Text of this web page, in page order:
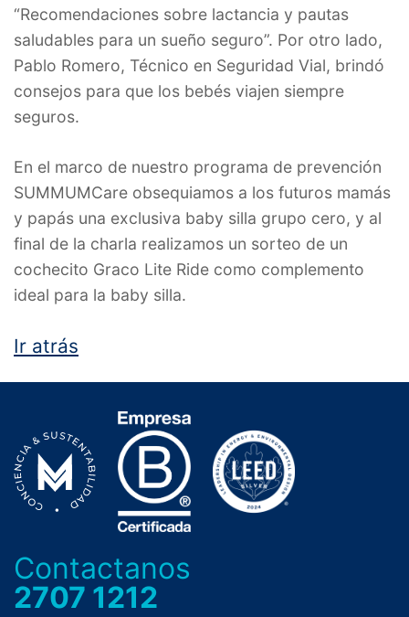
“Recomendaciones sobre lactancia y pautas
saludables para un sueño seguro”. Por otro lado,
Pablo Romero, Técnico en Seguridad Vial, brindó
consejos para que los bebés viajen siempre
seguros.
En el marco de nuestro programa de prevención
SUMMUMCare obsequiamos a los futuros mamás
y papás una exclusiva baby silla grupo cero, y al
final de la charla realizamos un sorteo de un
cochecito Graco Lite Ride como complemento
ideal para la baby silla.
Ir atrás
Contactanos
2707 1212